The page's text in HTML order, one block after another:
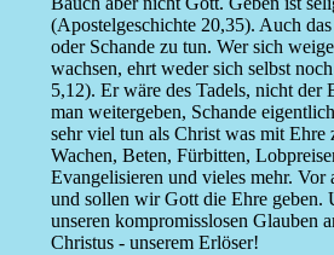
(Apostelgeschichte 20,35). Auch
oder Schande zu tun. Wer sich
wachsen, ehrt weder sich selbst
5,12). Er wäre des Tadels, nicht der
man weitergeben, Schande
sehr viel tun als Christ was mit Ehre
Wachen, Beten, Fürbitten,
Evangelisieren und vieles mehr. Vor
und sollen wir Gott die Ehre geben.
unseren kompromisslosen Glauben
Christus - unserem Erlöser!